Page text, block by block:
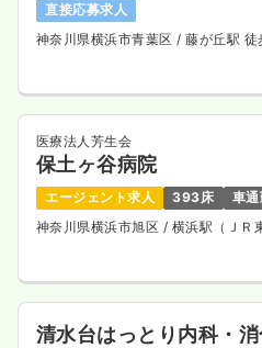
給与 お問い合わせください
時間 8:30～17:30
気になる
オペ室(手術室) 正看護師
33.3
※経験5年の例
直接応募求人
神奈川県横浜市青葉区 / 藤が丘駅 徒
医療法人芳生会
保土ヶ谷病院
エージェント求人 393床 車
神奈川県横浜市旭区 / 横浜駅（ＪＲ
清水台はっとり内科・